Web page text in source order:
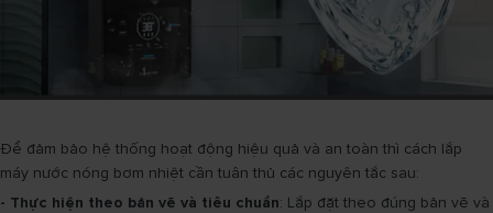
Để đảm bảo hệ thống hoạt động hiệu quả và an toàn thì cách lắp
máy nước nóng bơm nhiệt cần tuân thủ các nguyên tắc sau:
- Thực hiện theo bản vẽ và tiêu chuẩn: Lắp đặt theo đúng bản vẽ và